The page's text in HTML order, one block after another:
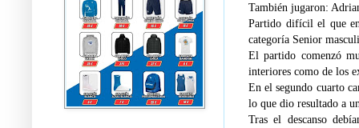
También jugaron:
Partido difícil el que
categoría Senior
El partido comenzó
interiores como de los
En el segundo cuarto
lo que dio resultado a
Tras el descanso